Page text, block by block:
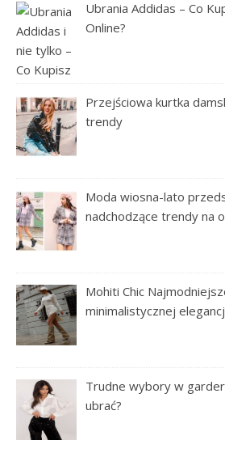
Ubrania Addidas – Co
Online?
Przejściowa kurtka
trendy
Moda wiosna-lato
nadchodzące trendy na
Mohiti Chic
minimalistycznej
Trudne wybory w
ubrać?